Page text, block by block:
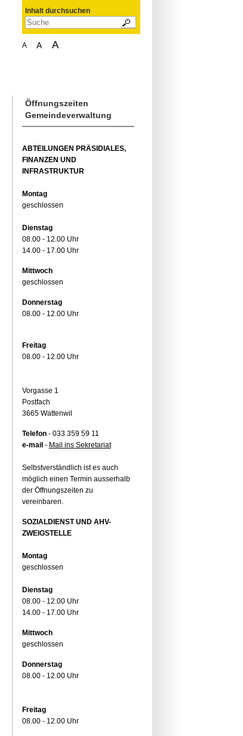
Inhalt durchsuchen
A A A
Öffnungszeiten
Gemeindeverwaltung
ABTEILUNGEN PRÄSIDIALES,
FINANZEN UND
INFRASTRUKTUR
Montag
geschlossen
Dienstag
08.00 - 12.00 Uhr
14.00 - 17.00 Uhr
Mittwoch
geschlossen
Donnerstag
08.00 - 12.00 Uhr
Freitag
08.00 - 12.00 Uhr
Vorgasse 1
Postfach
3665 Wattenwil
Telefon- 033 359 59 11
e-mail - Mail ins Sekretariat
Selbstverständlich ist es auch
möglich einen Termin ausserhalb
der Öffnungszeiten zu
vereinbaren.
SOZIALDIENST UND AHV-
ZWEIGSTELLE
Montag
geschlossen
Dienstag
08.00 - 12.00 Uhr
14.00 - 17.00 Uhr
Mittwoch
geschlossen
Donnerstag
08.00 - 12.00 Uhr
Freitag
08.00 - 12.00 Uhr